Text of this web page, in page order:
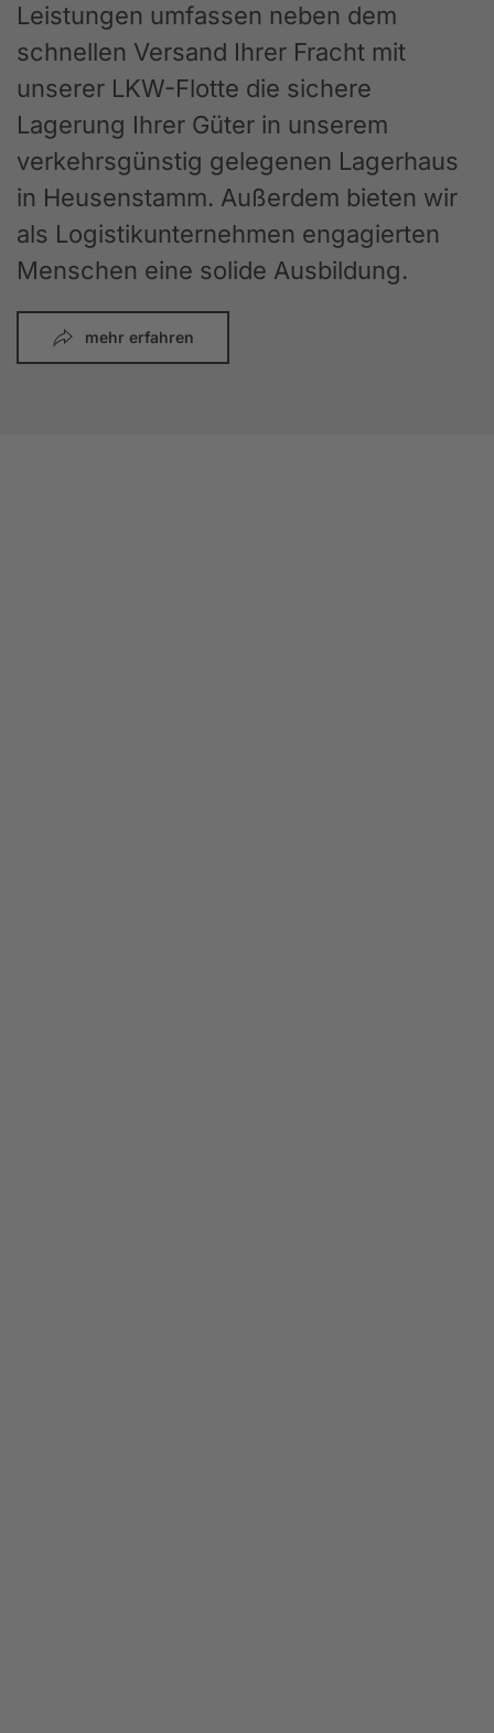
Leistungen umfassen neben dem
schnellen Versand Ihrer Fracht mit
unserer LKW-Flotte die sichere
Lagerung Ihrer Güter in unserem
verkehrsgünstig gelegenen Lagerhaus
in Heusenstamm. Außerdem bieten wir
als Logistikunternehmen engagierten
Menschen eine solide Ausbildung.
mehr erfahren